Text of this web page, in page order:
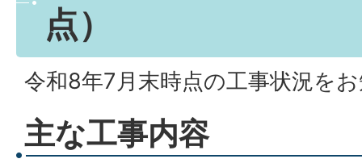
点）
令和8年7月末時点の工事状況を
主な工事内容